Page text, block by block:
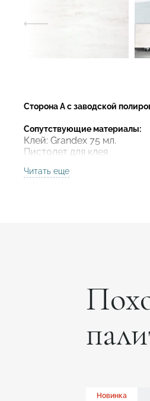
Сторона А с заводской
Сопутствующие материалы:
Клей: Grandex 75 мл.
Пистолет для клея
Смеситель для клея
Читать еще
Новинка